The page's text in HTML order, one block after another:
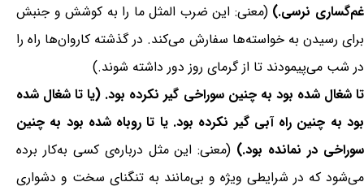
غم‌گساری نرسی.) (معنی: این ضرب المثل ما را به کوشش و جنبش
برای رسیدن به خواسته‌ها سفارش می‌کند. در گذشته کاروان‌ها راه را
در شب می‌پیمودند تا از گرمای روز دور داشته شوند.)
تا شغال شده بود به چنین سوراخی گیر نکرده بود. (یا تا شغال شده
بود به چنین راه آبی گیر نکرده بود. یا تا روباه شده بود به چنین
سوراخی در نمانده بود.) (معنی: این مثل درباره‌ی کسی به‌کار برده
می‌شود که در شرایطی ویژه و بی‌مانند به تنگنای سخت و دشواری